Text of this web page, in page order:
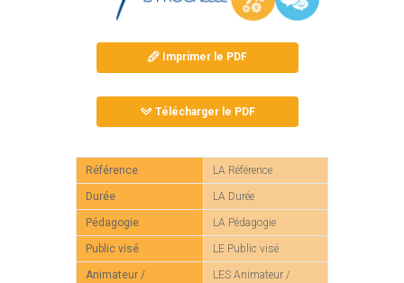
Imprimer le PDF
Télécharger le PDF
Référence LA Référence
Durée LA Durée
Pédagogie LA Pédagogie
Public visé LE Public visé
Animateur /
LES Animateur /